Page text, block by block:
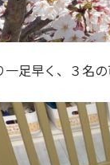
一足早く、３名